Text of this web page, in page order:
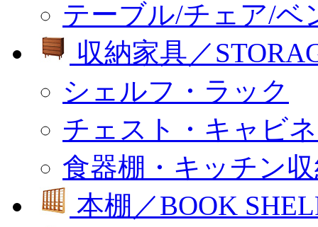
テーブル/チェア/ベ
収納家具／
シェルフ・ラック
チェスト・キャビ
食器棚・キッチン
本棚／BOOK